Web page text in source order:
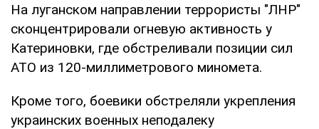
На луганском направлении террористы "ЛНР"
сконцентрировали огневую активность у
Катериновки, где обстреливали позиции сил
АТО из 120-миллиметрового миномета.
Кроме того, боевики обстреляли укрепления
украинских военных неподалеку